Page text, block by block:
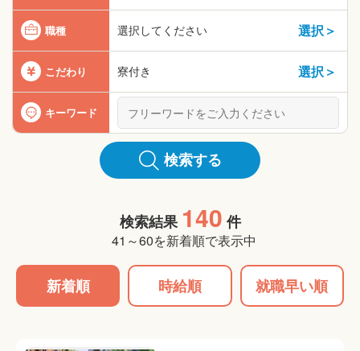
職種 選択してください 選択＞
こだわり 寮付き 選択＞
キーワード
検索する
検索結果 140 件
41～60を新着順で表示中
新着順 時給順 就職早い順